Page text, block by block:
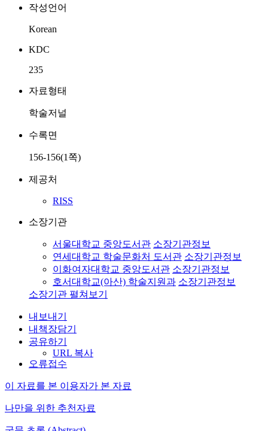
작성언어
Korean
KDC
235
자료형태
학술저널
수록면
156-156(1쪽)
제공처
RISS
소장기관
서울대학교 중앙도서관 소장기관정보
연세대학교 학술문화처 도서관 소장기관정보
이화여자대학교 중앙도서관 소장기관정보
호서대학교(아산) 학술지원과 소장기관정보
소장기관 펼쳐보기
내보내기
내책장담기
공유하기
URL 복사
오류접수
이 자료를 본 이용자가 본 자료
나만을 위한 추천자료